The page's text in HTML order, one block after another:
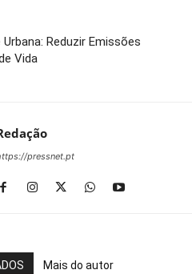
Reduzir Emissões
Vida
pressnet.pt
Mais do autor